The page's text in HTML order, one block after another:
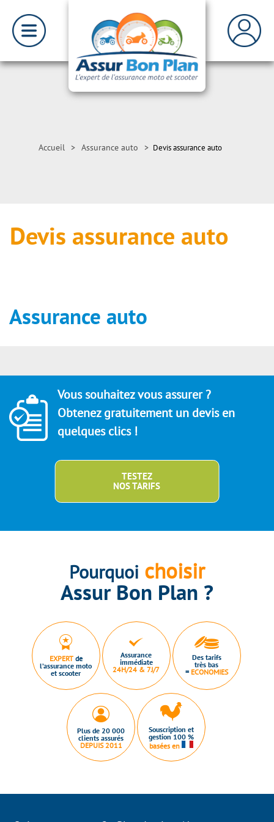
Accueil > Assurance auto > Devis assurance auto
Devis assurance auto
Assurance auto
Vous souhaitez vous assurer ?
Obtenez gratuitement un devis en
quelques clics !
TESTEZ
NOS TARIFS
Pourquoi choisir
Assur Bon Plan ?
EXPERTde
l’assurance moto
et scooter
Assurance
immédiate
24H/24 & 7J/7
Des tarifs
très bas
= ECONOMIES
Plus de 20 000
clients assurés
DEPUIS 2011
Souscription et
gestion 100 %
basées en